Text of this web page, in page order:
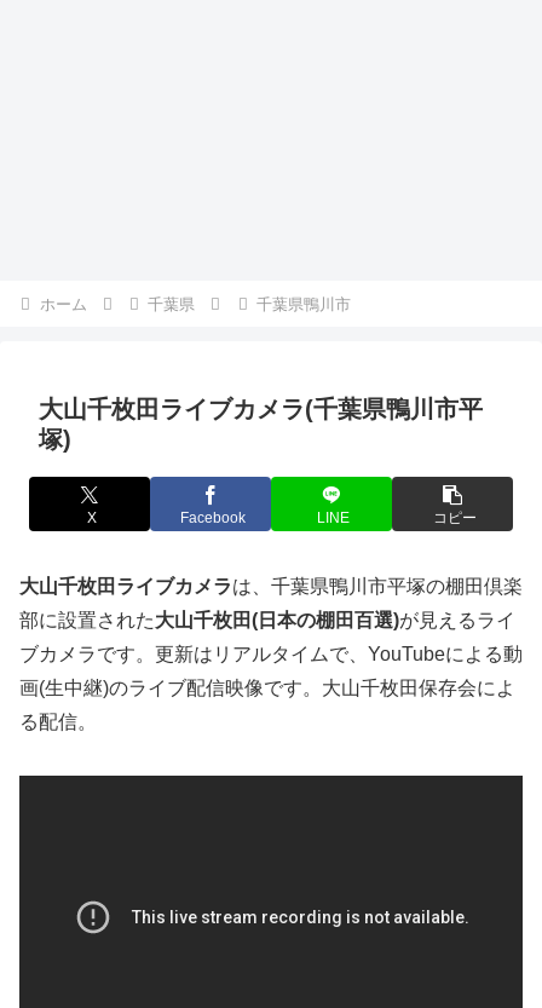
ホーム 千葉県 千葉県鴨川市
大山千枚田ライブカメラ(千葉県鴨川市平
塚)
X Facebook LINE コピー
大山千枚田ライブカメラは、千葉県鴨川市平塚の棚田倶楽
部に設置された大山千枚田(日本の棚田百選)が見えるライ
ブカメラです。更新はリアルタイムで、YouTubeによる動
画(生中継)のライブ配信映像です。大山千枚田保存会によ
る配信。